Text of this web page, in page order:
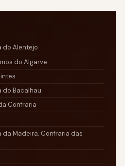
do Alentejo
do Algarve
do Bacalhau
Confraria
da Madeira. Confraria das